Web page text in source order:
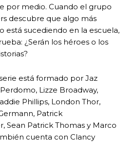
por medio. Cuando el grupo
descubre que algo más
está sucediendo en la escuela,
¿Serán los héroes o los
está formado por Jaz
Lizze Broadway,
Phillips, London Thor,
Patrick
Sean Patrick Thomas y Marco
cuenta con Clancy